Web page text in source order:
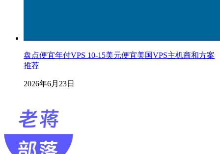
盘点便宜年付VPS 10-15美元便宜美国VPS主机商和方案
推荐
2026年6月23日